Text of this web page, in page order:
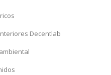
Decentlab